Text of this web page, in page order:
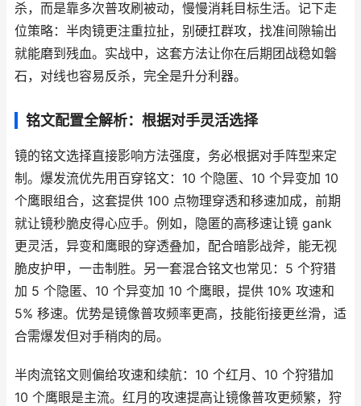
杀，而是靠多次普攻刷被动，慢慢消耗目标生活。记下走
位策略：半肉镜更注重拉扯，别硬扛群攻，找准间隙输出
就能磨到残血。实战中，这套方法让你在后期团战稳如磐
石，对线也容易反杀，完全是升分利器。
铭文配置全解析：根据对手灵活选择
镜的铭文选择直接影响方法强度，务必根据对手阵型来定
制。爆发流优先用百穿铭文：10 个隐匿、10 个异变加 10
个鹰眼组合，这套提供 100 点物理穿透和移速加成，前期
就让镜秒脆皮得心应手。例如，隐匿的高移速让镜 gank
更灵活，异变和鹰眼的穿透叠加，配合暗影战斧，能无视
脆皮护甲，一击制胜。另一套混合铭文也常见：5 个狩猎
加 5 个隐匿、10 个异变加 10 个鹰眼，提供 10% 攻速和
5% 移速。优势是镜像普攻频率更高，技能衔接更丝滑，适
合需爆发但对手稍肉的局。
半肉流铭文则偏给攻速和续航：10 个红月、10 个狩猎加
10 个鹰眼是主流。红月的攻速提高让镜像普攻更频繁，狩